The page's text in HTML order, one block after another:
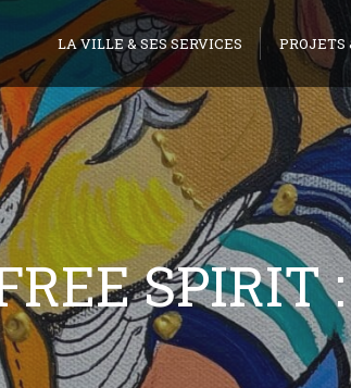
LA VILLE & SES SERVICES PROJETS
SPIRIT